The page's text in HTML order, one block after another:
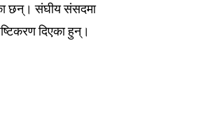
छन्। संघीय संसदमा
दिएका हुन्।